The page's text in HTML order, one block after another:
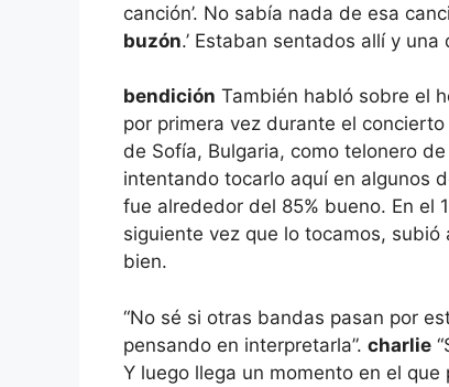
canción’. No sabía nada de esa
buzón.’ Estaban sentados allí y
bendición También habló sobre el
por primera vez durante el
de Sofía, Bulgaria, como telonero de
intentando tocarlo aquí en algunos
fue alrededor del 85% bueno. En el
siguiente vez que lo tocamos,
bien.
“No sé si otras bandas pasan por
pensando en interpretarla”. charlie
Y luego llega un momento en el que